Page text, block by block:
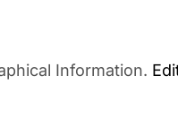
Information.